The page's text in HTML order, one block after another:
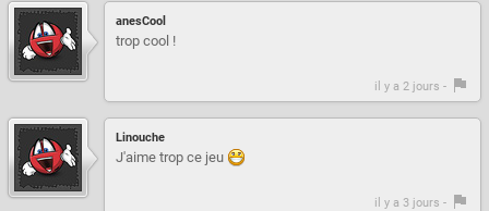
anesCool
trop cool !
il y a 2 jours -
Linouche
J'aime trop ce jeu
il y a 3 jours -